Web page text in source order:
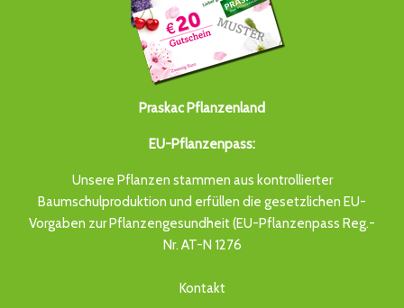
Praskac Pflanzenland
EU-Pflanzenpass:
Unsere Pflanzen stammen aus kontrollierter
Baumschulproduktion und erfüllen die gesetzlichen EU-
Vorgaben zur Pflanzengesundheit (EU-Pflanzenpass Reg.-
Nr. AT-N 1276
Kontakt